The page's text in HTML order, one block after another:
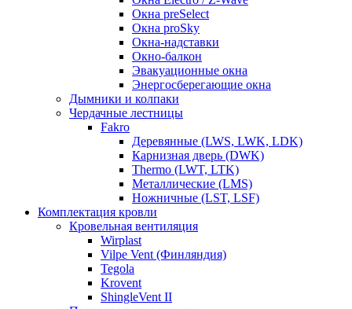
Окна preSelect
Окна proSky
Окна-надставки
Окно-балкон
Эвакуационные окна
Энергосберегающие окна
Дымники и колпаки
Чердачные лестницы
Fakro
Деревянные (LWS, LWK, LDK)
Карнизная дверь (DWK)
Thermo (LWT, LTK)
Металлические (LMS)
Ножничные (LST, LSF)
Комплектация кровли
Кровельная вентиляция
Wirplast
Vilpe Vent (Финляндия)
Tegola
Krovent
ShingleVent II